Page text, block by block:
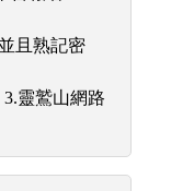
且熟記密
靈鷲山網路